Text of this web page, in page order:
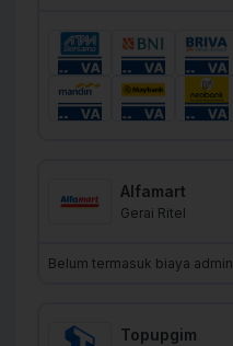
Alfamart
Gerai Ritel
Belum termasuk biaya
Topupgim